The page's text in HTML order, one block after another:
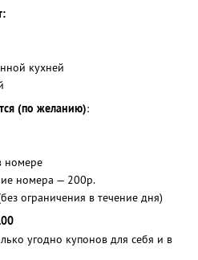
кухней
(по желанию):
номере
номера — 200р.
ограничения в течение дня)
угодно купонов для себя и в